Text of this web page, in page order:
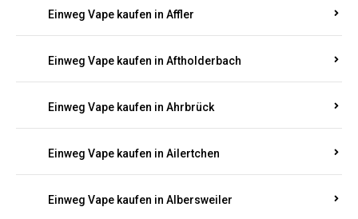
Einweg Vape kaufen in Affler
Einweg Vape kaufen in Aftholderbach
Einweg Vape kaufen in Ahrbrück
Einweg Vape kaufen in Ailertchen
Einweg Vape kaufen in Albersweiler